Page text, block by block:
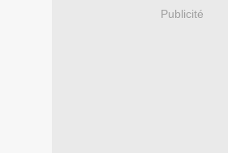
Publicité